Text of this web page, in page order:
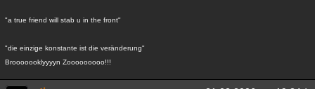
"a true friend will stab u in the front"
"die einzige konstante ist die veränderung"
Brooooooklyyyyn Zooooooooo!!!